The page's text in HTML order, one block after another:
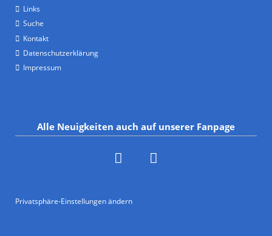
Links
Suche
Kontakt
Datenschutzerklärung
Impressum
Alle Neuigkeiten auch auf unserer Fanpage
Privatsphäre-Einstellungen ändern